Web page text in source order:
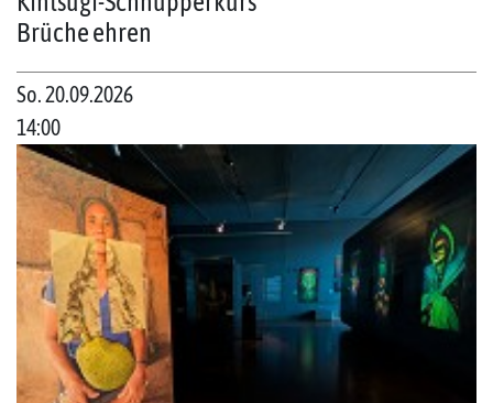
Brüche ehren
So. 20.09.2026
14:00